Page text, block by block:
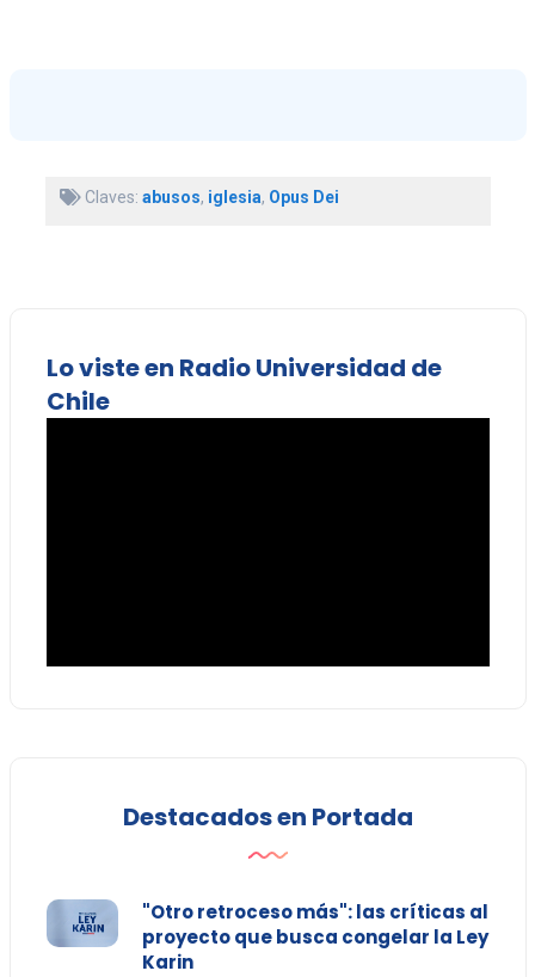
Claves: abusos, iglesia, Opus Dei
Lo viste en Radio Universidad de
Chile
Destacados en Portada
"Otro retroceso más": las críticas al
proyecto que busca congelar la Ley
Karin